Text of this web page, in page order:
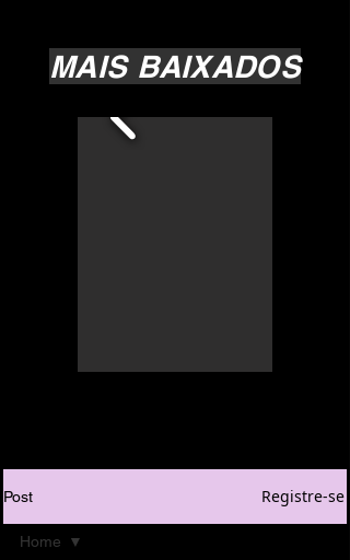
MAIS BAIXADOS
Post Registre-se
Home